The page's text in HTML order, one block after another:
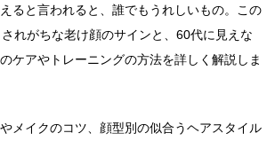
ると言われると、誰でもうれしいもの。この
れがちな老け顔のサインと、60代に見えな
ケアやトレーニングの方法を詳しく解説しま
メイクのコツ、顔型別の似合うヘアスタイル